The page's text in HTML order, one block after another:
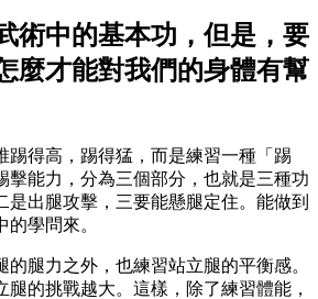
術中的基本功，但是，要
麼才能對我們的身體有幫
踢得高，踢得猛，而是練習一種「踢
擊能力，分為三個部分，也就是三種功
是出腿攻擊，三要能懸腿定住。能做到
學問來。
的腿力之外，也練習站立腿的平衡感。
腿的挑戰越大。這樣，除了練習體能，